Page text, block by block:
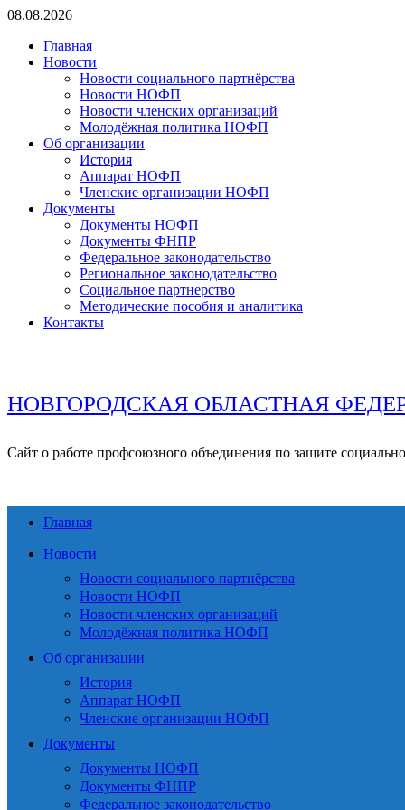
Перейти
содержимому
08.08.2026
Главная
Новости
Новости социального партнёрства
Новости НОФП
Новости членских организаций
Молодёжная политика НОФП
Об организации
История
Аппарат НОФП
Членские организации НОФП
Документы
Документы НОФП
Документы ФНПР
Федеральное законодательство
Региональное законодательство
Социальное партнерство
Методические пособия и аналитика
Контакты
НОВГОРОДСКАЯ ОБЛАСТНАЯ
Сайт о работе профсоюзного объединения по защите
Главная
Новости
Новости социального партнёрства
Новости НОФП
Новости членских организаций
Молодёжная политика НОФП
Об организации
История
Аппарат НОФП
Членские организации НОФП
Документы
Документы НОФП
Документы ФНПР
Федеральное законодательство